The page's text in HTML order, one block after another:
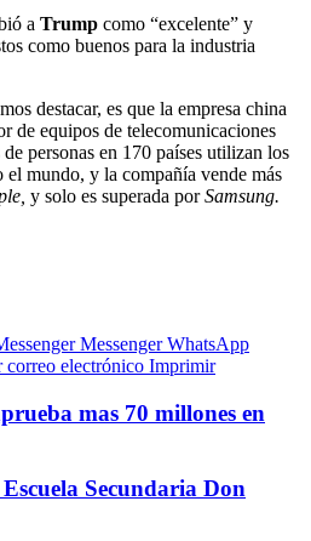
a Trump como “excelente” y
como buenos para la industria
destacar, es que la empresa china
de equipos de telecomunicaciones
personas en 170 países utilizan los
el mundo, y la compañía vende más
y solo es superada porSamsung.
Messenger WhatsApp
correo electrónico Imprimir
mas 70 millones en
Secundaria Don